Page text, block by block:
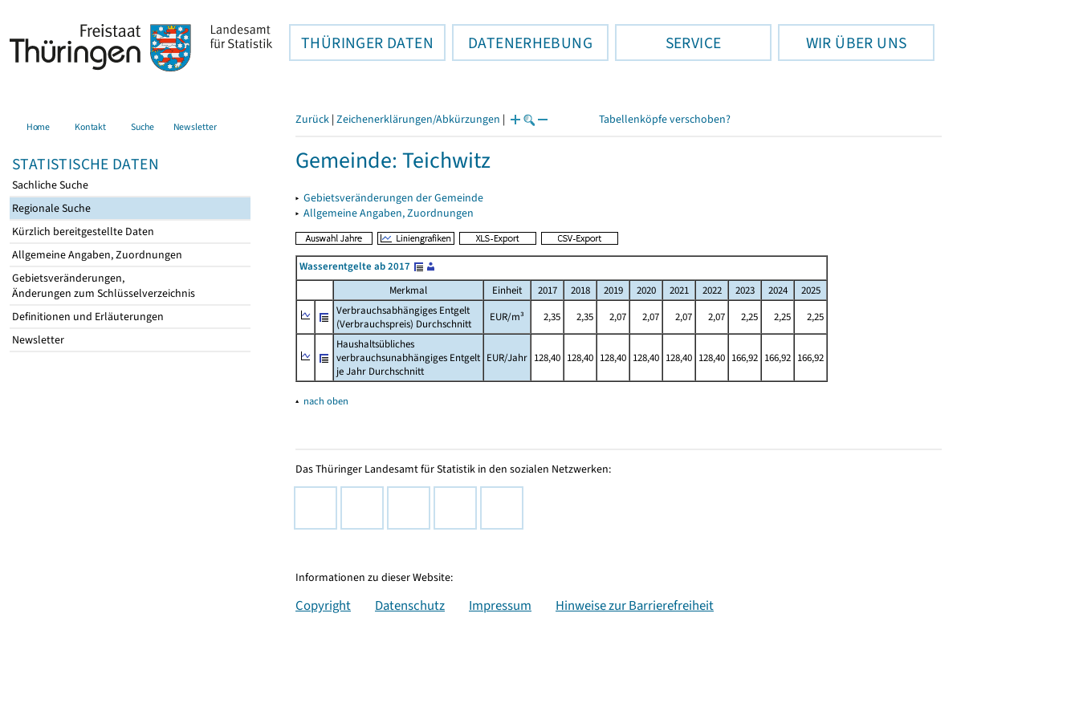
THÜRINGER DATEN DATENERHEBUNG SERVICE WIR ÜBER UNS
Home Kontakt Suche Newsletter
STATISTISCHE DATEN
Sachliche Suche
Regionale Suche
Kürzlich bereitgestellte Daten
Allgemeine Angaben, Zuordnungen
Gebietsveränderungen,
Änderungen zum Schlüsselverzeichnis
Definitionen und Erläuterungen
Newsletter
Zurück | Zeichenerklärungen/Abkürzungen | Tabellenköpfe verschoben?
Gemeinde: Teichwitz
▸ Gebietsveränderungen der Gemeinde
▸ Allgemeine Angaben, Zuordnungen
Wasserentgelte ab 2017
Merkmal
Einheit 2017 2018 2019 2020 2021 2022 2023 2024
2025
Verbrauchsabhängiges Entgelt
(Verbrauchspreis) Durchschnitt
EUR/m³ 2,35 2,35 2,07 2,07 2,07 2,07 2,25 2,25
2,25
Haushaltsübliches
verbrauchsunabhängiges Entgelt
je Jahr Durchschnitt
EUR/Jahr 128,40 128,40 128,40 128,40 128,40 128,40 166,92 166,92 166,92
▴ nach oben
Das Thüringer Landesamt für Statistik in den sozialen Netzwerken:
Informationen zu dieser Website:
Copyright Datenschutz Impressum Hinweise zur Barrierefreiheit